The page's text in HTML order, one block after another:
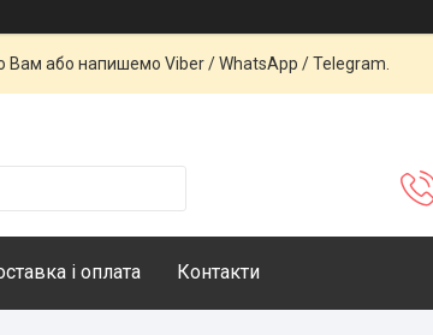
або напишемо Viber / WhatsApp / Telegram.
і оплата Контакти